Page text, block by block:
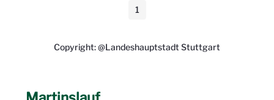
Seite
1
Copyright: @Landeshauptstadt Stuttgart